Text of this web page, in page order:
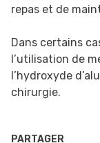
repas et de
Dans certains
l’utilisation de
l’hydroxyde
chirurgie.
PARTAGER